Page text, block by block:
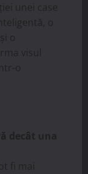
unei case
o
o
visul
o
decât una
fi mai